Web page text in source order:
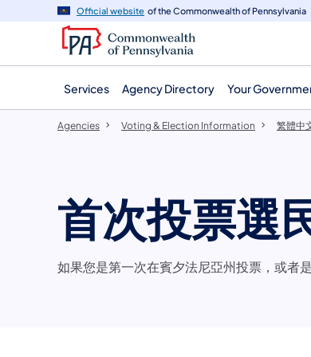
navigation
content
Official website of the Commonwealth of Pennsylvania
Services Agency Directory Your
Agencies Voting & Election Information 繁體中
首次投票選
如果您是第一次在賓夕法尼亞州投票，或者